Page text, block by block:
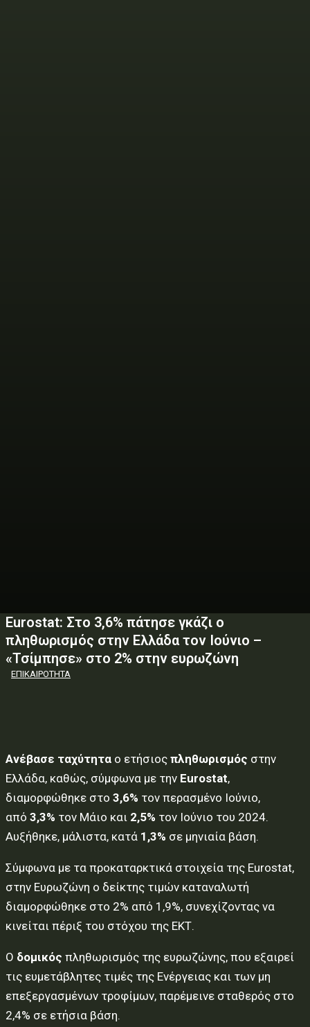
Eurostat: Στο 3,6% πάτησε γκάζι ο
πληθωρισμός στην Ελλάδα τον Ιούνιο –
«Τσίμπησε» στο 2% στην ευρωζώνη
ΕΠΙΚΑΙΡΟΤΗΤΑ
Ανέβασε ταχύτητα ο ετήσιος πληθωρισμός στην
Ελλάδα, καθώς, σύμφωνα με την Eurostat,
διαμορφώθηκε στο 3,6% τον περασμένο Ιούνιο,
από 3,3% τον Μάιο και 2,5% τον Ιούνιο του 2024.
Αυξήθηκε, μάλιστα, κατά 1,3% σε μηνιαία βάση.
Σύμφωνα με τα προκαταρκτικά στοιχεία της Eurostat,
στην Ευρωζώνη ο δείκτης τιμών καταναλωτή
διαμορφώθηκε στο 2% από 1,9%, συνεχίζοντας να
κινείται πέριξ του στόχου της ΕΚΤ.
Ο δομικός πληθωρισμός της ευρωζώνης, που εξαιρεί
τις ευμετάβλητες τιμές της Ενέργειας και των μη
επεξεργασμένων τροφίμων, παρέμεινε σταθερός στο
2,4% σε ετήσια βάση.